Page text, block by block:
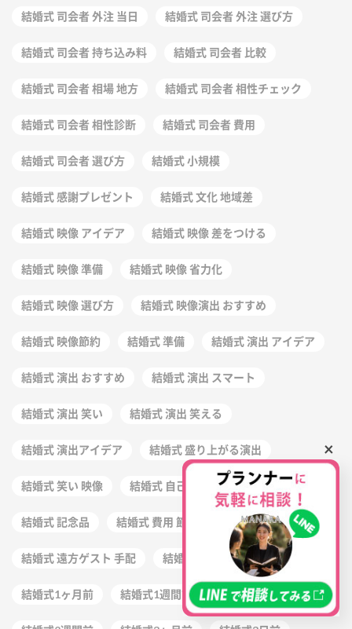
結婚式 司会者 外注 当日 結婚式 司会者 外注 選び方
結婚式 司会者 持ち込み料 結婚式 司会者 比較
結婚式 司会者 相場 地方 結婚式 司会者 相性チェック
結婚式 司会者 相性診断 結婚式 司会者 費用
結婚式 司会者 選び方 結婚式 小規模
結婚式 感謝プレゼント 結婚式 文化 地域差
結婚式 映像 アイデア 結婚式 映像 差をつける
結婚式 映像 準備 結婚式 映像 省力化
結婚式 映像 選び方 結婚式 映像演出 おすすめ
結婚式 映像節約 結婚式 準備 結婚式 演出 アイデア
結婚式 演出 おすすめ 結婚式 演出 スマート
結婚式 演出 笑い 結婚式 演出 笑える
結婚式 演出アイデア 結婚式 盛り上がる演出
結婚式 笑い 映像 結婚式 自己紹介 ネタ 結婚式 記念
結婚式 記念品 結婚式 費用 節約
結婚式 遠方ゲスト 手配 結婚式 離婚 両親
結婚式1ヶ月前 結婚式1週間前 結婚式2ヶ月前
×